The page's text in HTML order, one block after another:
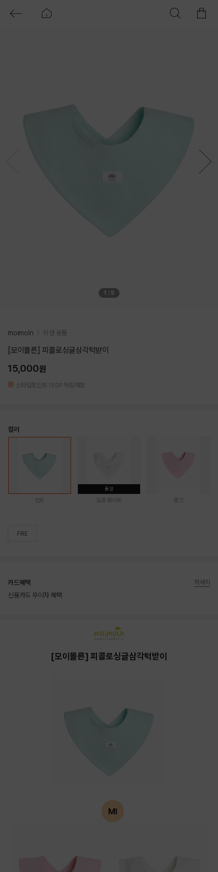
1 5
moimoln 위생 용품
[모이몰른] 피콜로싱글삼각턱받이
15,000원
스타일포인트 150P 적립예정
컬러
민트
품절
오프 화이트 핑크
FRE
카드혜택
신용카드 무이자 혜택
자세히
[모이몰른] 피콜로싱글삼각턱받이